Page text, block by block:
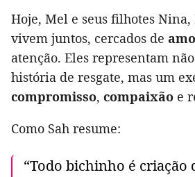
Hoje, Mel e seus filhotes Nina,
vivem juntos, cercados de
atenção. Eles representam
história de resgate, mas um
compromisso, compaixão e
Como Sah resume:
“Todo bichinho é criação